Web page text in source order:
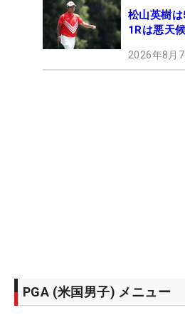
松山英樹
1Rは悪天
2026年8月
PGA (米国男子) メニュー